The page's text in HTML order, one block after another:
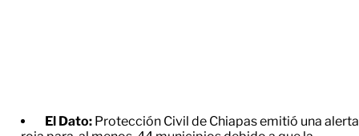
El Dato: Protección Civil de Chiapas emitió una alerta